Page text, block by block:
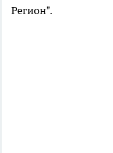
Регион".